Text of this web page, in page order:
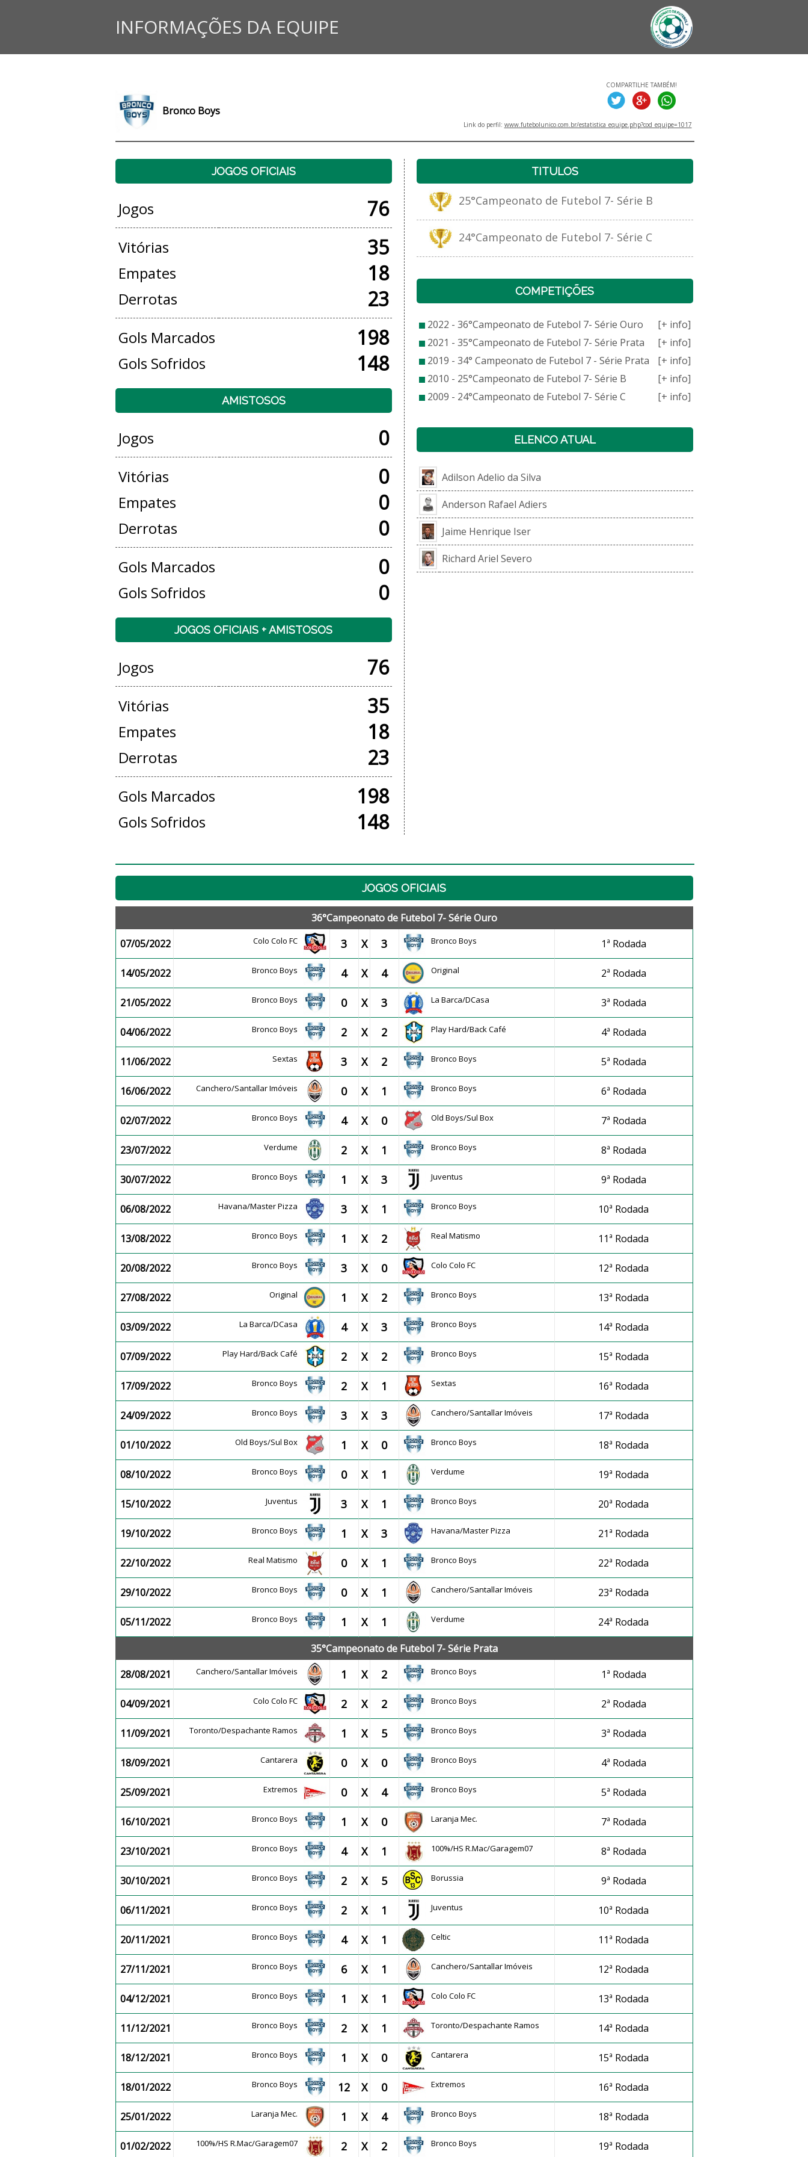
INFORMAÇÕES DA EQUIPE
Bronco Boys
COMPARTILHE TAMBÉM!
Link do perfil: www.futebolunico.com.br/estatistica_equipe.php?cod_equipe=1017
JOGOS OFICIAIS
Jogos 76
Vitórias 35
Empates 18
Derrotas 23
Gols Marcados 198
Gols Sofridos 148
AMISTOSOS
Jogos 0
Vitórias 0
Empates 0
Derrotas 0
Gols Marcados 0
Gols Sofridos 0
JOGOS OFICIAIS + AMISTOSOS
Jogos 76
Vitórias 35
Empates 18
Derrotas 23
Gols Marcados 198
Gols Sofridos 148
TITULOS
25°Campeonato de Futebol 7- Série B
24°Campeonato de Futebol 7- Série C
COMPETIÇÕES
2022 - 36°Campeonato de Futebol 7- Série Ouro
[+ info]
2021 - 35°Campeonato de Futebol 7- Série Prata
[+ info]
2019 - 34° Campeonato de Futebol 7 - Série Prata
[+ info]
2010 - 25°Campeonato de Futebol 7- Série B
[+ info]
2009 - 24°Campeonato de Futebol 7- Série C
[+ info]
ELENCO ATUAL
Adilson Adelio da Silva
Anderson Rafael Adiers
Jaime Henrique Iser
Richard Ariel Severo
JOGOS OFICIAIS
36°Campeonato de Futebol 7- Série Ouro
07/05/2022
Colo Colo FC 3 X 3 Bronco Boys 1ª Rodada
14/05/2022 Bronco Boys 4 X 4 Original 2ª Rodada
21/05/2022 Bronco Boys 0 X 3 La Barca/DCasa 3ª Rodada
04/06/2022 Bronco Boys 2 X 2 Play Hard/Back Café 4ª Rodada
11/06/2022 Sextas 3 X 2 Bronco Boys 5ª Rodada
16/06/2022 Canchero/Santallar Imóveis 0 X 1 Bronco Boys 6ª Rodada
02/07/2022 Bronco Boys 4 X 0 Old Boys/Sul Box 7ª Rodada
23/07/2022 Verdume 2 X 1 Bronco Boys 8ª Rodada
30/07/2022 Bronco Boys 1 X 3 Juventus 9ª Rodada
06/08/2022 Havana/Master Pizza 3 X 1 Bronco Boys 10ª Rodada
13/08/2022 Bronco Boys 1 X 2 Real Matismo 11ª Rodada
20/08/2022 Bronco Boys 3 X 0 Colo Colo FC 12ª Rodada
27/08/2022 Original 1 X 2 Bronco Boys 13ª Rodada
03/09/2022 La Barca/DCasa 4 X 3 Bronco Boys 14ª Rodada
07/09/2022 Play Hard/Back Café 2 X 2 Bronco Boys 15ª Rodada
17/09/2022 Bronco Boys 2 X 1 Sextas 16ª Rodada
24/09/2022 Bronco Boys 3 X 3 Canchero/Santallar Imóveis 17ª Rodada
01/10/2022 Old Boys/Sul Box 1 X 0 Bronco Boys 18ª Rodada
08/10/2022 Bronco Boys 0 X 1 Verdume 19ª Rodada
15/10/2022 Juventus 3 X 1 Bronco Boys 20ª Rodada
19/10/2022 Bronco Boys 1 X 3 Havana/Master Pizza 21ª Rodada
22/10/2022 Real Matismo 0 X 1 Bronco Boys 22ª Rodada
29/10/2022 Bronco Boys 0 X 1 Canchero/Santallar Imóveis 23ª Rodada
05/11/2022 Bronco Boys 1 X 1 Verdume
24ª Rodada
35°Campeonato de Futebol 7- Série Prata
28/08/2021
Canchero/Santallar Imóveis 1 X 2 Bronco Boys 1ª Rodada
04/09/2021 Colo Colo FC 2 X 2 Bronco Boys 2ª Rodada
11/09/2021 Toronto/Despachante Ramos 1 X 5 Bronco Boys 3ª Rodada
18/09/2021 Cantarera 0 X 0 Bronco Boys 4ª Rodada
25/09/2021 Extremos 0 X 4 Bronco Boys 5ª Rodada
16/10/2021 Bronco Boys 1 X 0 Laranja Mec. 7ª Rodada
23/10/2021 Bronco Boys 4 X 1 100%/HS R.Mac/Garagem07 8ª Rodada
30/10/2021 Bronco Boys 2 X 5 Borussia 9ª Rodada
06/11/2021 Bronco Boys 2 X 1 Juventus 10ª Rodada
20/11/2021 Bronco Boys 4 X 1 Celtic 11ª Rodada
27/11/2021 Bronco Boys 6 X 1 Canchero/Santallar Imóveis 12ª Rodada
04/12/2021 Bronco Boys 1 X 1 Colo Colo FC 13ª Rodada
11/12/2021 Bronco Boys 2 X 1 Toronto/Despachante Ramos 14ª Rodada
18/12/2021 Bronco Boys 1 X 0 Cantarera 15ª Rodada
18/01/2022 Bronco Boys 12 X 0 Extremos 16ª Rodada
25/01/2022 Laranja Mec. 1 X 4 Bronco Boys 18ª Rodada
01/02/2022 100%/HS R.Mac/Garagem07 2 X 2 Bronco Boys 19ª Rodada